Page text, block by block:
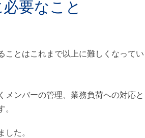
要なこと
ことはこれまで以上に難しくなってい
メンバーの管理、業務負荷への対応と
。
た。